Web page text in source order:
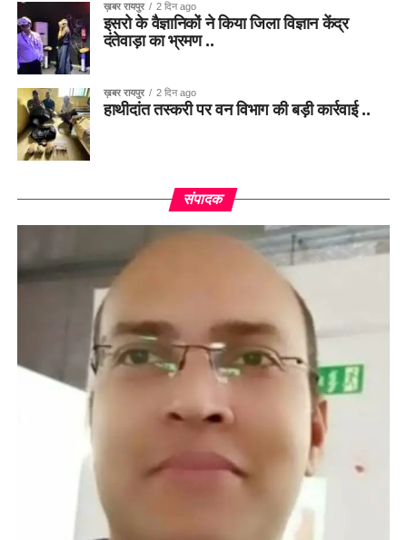
ख़बर रायपुर 2 दिन ago
इसरो के वैज्ञानिकों ने किया जिला विज्ञान केंद्र
दंतेवाड़ा का भ्रमण ..
ख़बर रायपुर 2 दिन ago
हाथीदांत तस्करी पर वन विभाग की बड़ी कार्रवाई ..
संपादक